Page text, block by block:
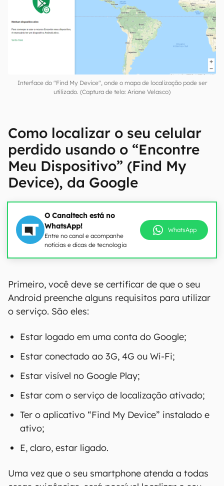
Interface do "Find My Device", onde o mapa de localização pode ser
utilizado. (Captura de tela: Ariane Velasco)
Como localizar o seu celular
perdido usando o “Encontre
Meu Dispositivo” (Find My
Device), da Google
O Canaltech está no
WhatsApp!
Entre no canal e acompanhe
notícias e dicas de tecnologia
WhatsApp
Primeiro, você deve se certificar de que o seu
Android preenche alguns requisitos para utilizar
o serviço. São eles:
Estar logado em uma conta do Google;
Estar conectado ao 3G, 4G ou Wi-Fi;